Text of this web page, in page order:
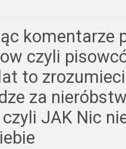
komentarze
czyli
to
za
JAK Nic